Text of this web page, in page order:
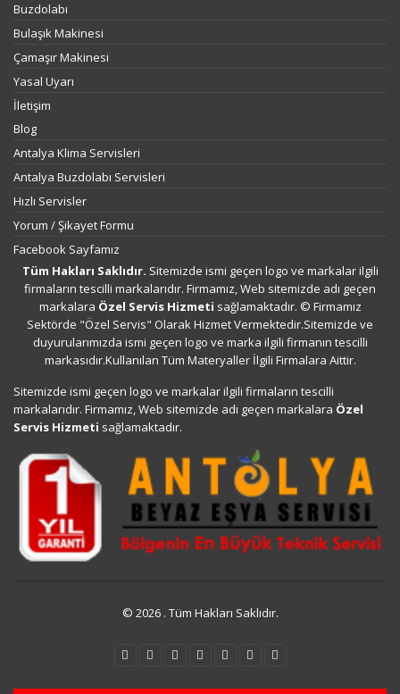
Buzdolabı
Bulaşık Makinesi
Çamaşır Makinesi
Yasal Uyarı
İletişim
Blog
Antalya Klima Servisleri
Antalya Buzdolabı Servisleri
Hızlı Servisler
Yorum / Şikayet Formu
Facebook Sayfamız
Tüm Hakları Saklıdır. Sitemizde ismi geçen logo ve markalar ilgili
firmaların tescilli markalarıdır. Firmamız, Web sitemizde adı geçen
markalara Özel Servis Hizmeti sağlamaktadır. © Firmamız
Sektörde "Özel Servis" Olarak Hizmet Vermektedir.Sitemizde ve
duyurularımızda ismi geçen logo ve marka ilgili firmanın tescilli
markasıdır.Kullanılan Tüm Materyaller İlgili Firmalara Aittir.
Sitemizde ismi geçen logo ve markalar ilgili firmaların tescilli
markalarıdır. Firmamız, Web sitemizde adı geçen markalara Özel
Servis Hizmeti sağlamaktadır.
© 2026 . Tüm Hakları Saklıdır.